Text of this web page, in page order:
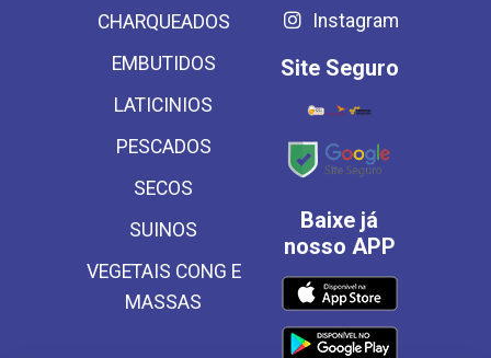
CHARQUEADOS
EMBUTIDOS
LATICINIOS
PESCADOS
SECOS
SUINOS
VEGETAIS CONG E
MASSAS
Instagram
Site Seguro
Baixe já
nosso APP